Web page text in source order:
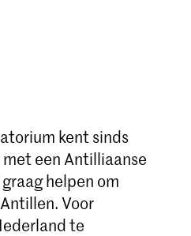
kent sinds
een Antilliaanse
helpen om
Voor
te